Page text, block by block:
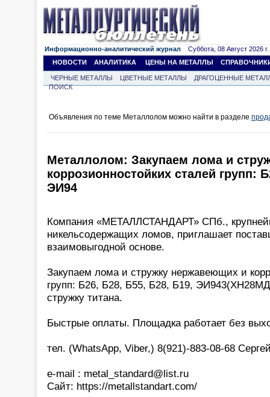
Информационно-аналитический журнал Суббота, 08 Август 2026 г.
НОВОСТИ
АНАЛИТИКА ЦЕНЫ НА МЕТАЛЛЫ
ЧЕРНЫЕ МЕТАЛЛЫ ЦВЕТНЫЕ МЕТАЛЛЫ
ДРАГОЦЕННЫЕ
ПОИСК
Объявления по теме Металлолом можно найти в разделе
Металлолом: Закупаем лома и
коррозионностойких сталей групп:
ЭИ94
Компания «МЕТАЛЛСТАНДАРТ» СПб.,
никельсодержащих ломов, приглашает
взаимовыгодной основе.
Закупаем лома и стружку нержавеющих и
групп: Б26, Б28, Б55, Б28, Б19,
стружку титана.
Быстрые оплаты. Площадка работает без
тел. (WhatsApp, Viber,) 8(921)-883-08-68
e-mail : metal_standard@list.ru
Сайт: https://metallstandart.com/